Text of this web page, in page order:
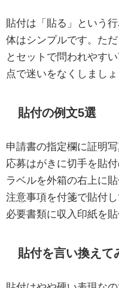
貼付は「貼る」という
体はシンプルです。た
とセットで問われやす
点で迷いをなくしましょ
貼付の例文5選
申請書の指定欄に証明
応募はがきに切手を貼
ラベルを外箱の右上に
注意事項を付箋で貼付
必要書類に収入印紙を
貼付を言い換えて